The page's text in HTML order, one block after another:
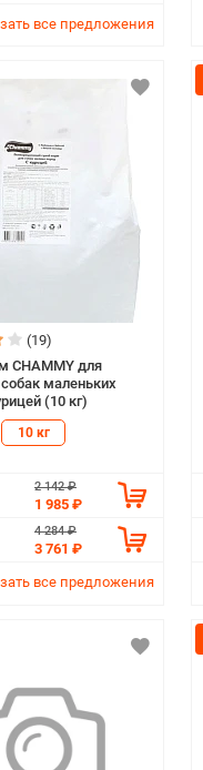
все предложения
(19)
CHAMMY для
маленьких
(10 кг)
10 кг
2 142 ₽
1 985 ₽
4 284 ₽
3 761 ₽
все предложения